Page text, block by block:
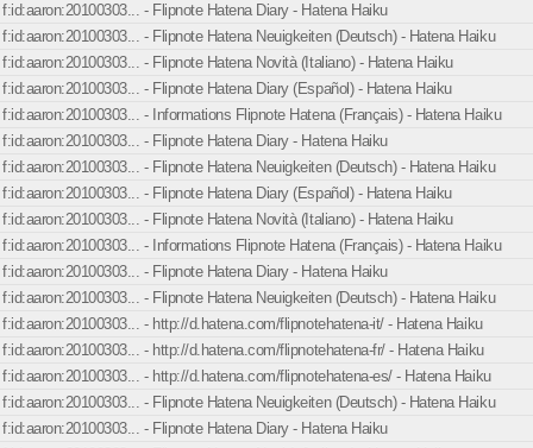
f:id:aaron:20100303... - Flipnote Hatena Diary - Hatena Haiku
f:id:aaron:20100303... - Flipnote Hatena Neuigkeiten (Deutsch) - Hatena Haiku
f:id:aaron:20100303... - Flipnote Hatena Novità (Italiano) - Hatena Haiku
f:id:aaron:20100303... - Flipnote Hatena Diary (Español) - Hatena Haiku
f:id:aaron:20100303... - Informations Flipnote Hatena (Français) - Hatena Haiku
f:id:aaron:20100303... - Flipnote Hatena Diary - Hatena Haiku
f:id:aaron:20100303... - Flipnote Hatena Neuigkeiten (Deutsch) - Hatena Haiku
f:id:aaron:20100303... - Flipnote Hatena Diary (Español) - Hatena Haiku
f:id:aaron:20100303... - Flipnote Hatena Novità (Italiano) - Hatena Haiku
f:id:aaron:20100303... - Informations Flipnote Hatena (Français) - Hatena Haiku
f:id:aaron:20100303... - Flipnote Hatena Diary - Hatena Haiku
f:id:aaron:20100303... - Flipnote Hatena Neuigkeiten (Deutsch) - Hatena Haiku
f:id:aaron:20100303... - http://d.hatena.com/flipnotehatena-it/ - Hatena Haiku
f:id:aaron:20100303... - http://d.hatena.com/flipnotehatena-fr/ - Hatena Haiku
f:id:aaron:20100303... - http://d.hatena.com/flipnotehatena-es/ - Hatena Haiku
f:id:aaron:20100303... - Flipnote Hatena Neuigkeiten (Deutsch) - Hatena Haiku
f:id:aaron:20100303... - Flipnote Hatena Diary - Hatena Haiku